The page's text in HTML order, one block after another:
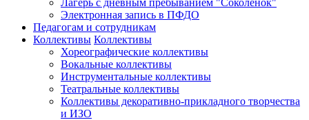
Лагерь с дневным пребыванием "Соколёнок"
Электронная запись в ПФДО
Педагогам и сотрудникам
Коллективы Коллективы
Хореографические коллективы
Вокальные коллективы
Инструментальные коллективы
Театральные коллективы
Коллективы декоративно-прикладного творчества
и ИЗО